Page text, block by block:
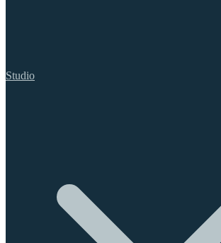
Studio